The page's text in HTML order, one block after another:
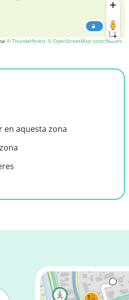
© Thunderforest © OpenStreetMap contributors
en aquesta zona